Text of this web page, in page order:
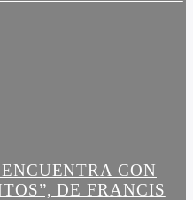
CON
DE FRANCIS